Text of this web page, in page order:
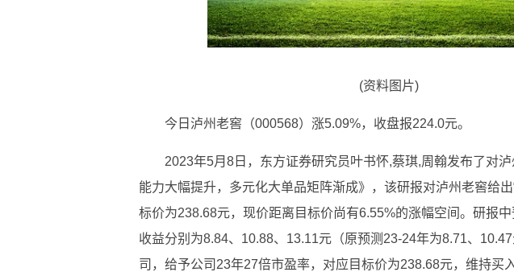
(资料图片)
今日泸州老窖（000568）涨5.09%，收盘报224.0元。
2023年5月8日，东方证券研究员叶书怀,蔡琪,周翰发布了对泸
能力大幅提升，多元化大单品矩阵渐成》，该研报对泸州老窖给出
标价为238.68元，现价距离目标价尚有6.55%的涨幅空间。研报
收益分别为8.84、10.88、13.11元（原预测23-24年为8.71、
司，给予公司23年27倍市盈率，对应目标价为238.68元，维持买